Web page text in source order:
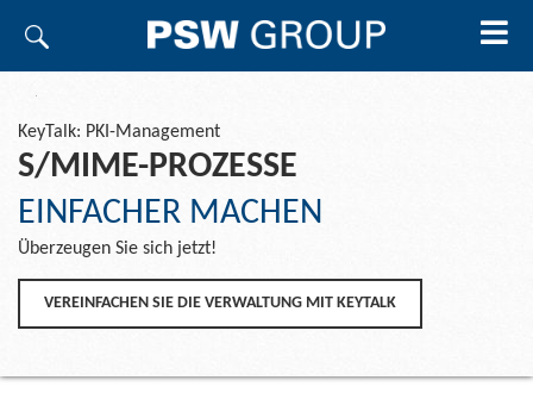
KeyTalk: PKI-Management
S/MIME-PROZESSE
EINFACHER MACHEN
Überzeugen Sie sich jetzt!
VEREINFACHEN SIE DIE VERWALTUNG MIT KEYTALK